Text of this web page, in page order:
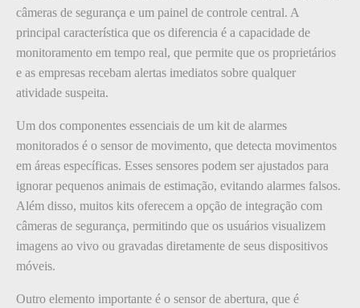
câmeras de segurança e um painel de controle central. A
principal característica que os diferencia é a capacidade de
monitoramento em tempo real, que permite que os proprietários
e as empresas recebam alertas imediatos sobre qualquer
atividade suspeita.
Um dos componentes essenciais de um kit de alarmes
monitorados é o sensor de movimento, que detecta movimentos
em áreas específicas. Esses sensores podem ser ajustados para
ignorar pequenos animais de estimação, evitando alarmes falsos.
Além disso, muitos kits oferecem a opção de integração com
câmeras de segurança, permitindo que os usuários visualizem
imagens ao vivo ou gravadas diretamente de seus dispositivos
móveis.
Outro elemento importante é o sensor de abertura, que é